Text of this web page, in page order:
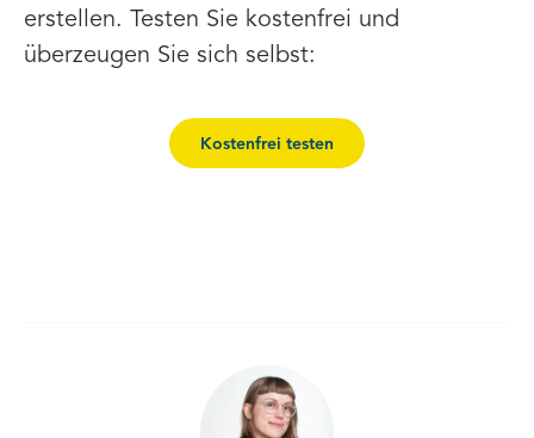
erstellen. Testen Sie kostenfrei und
überzeugen Sie sich selbst:
Kostenfrei testen